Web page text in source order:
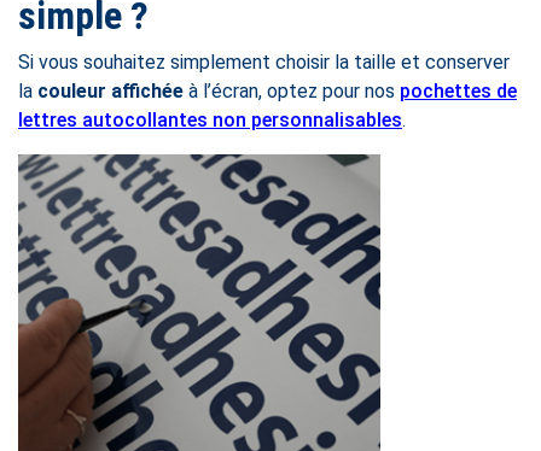
simple ?
Si vous souhaitez simplement choisir la taille et conserver
la couleur affichée à l’écran, optez pour nos pochettes de
lettres autocollantes non personnalisables.